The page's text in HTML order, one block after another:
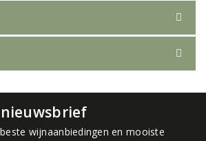
wijnaanbiedingen en mooiste